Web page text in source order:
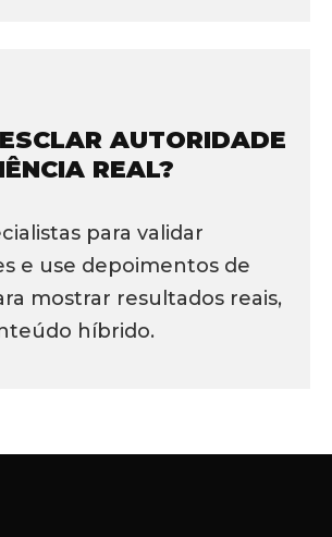
AUTORIDADE
REAL?
para validar
e use depoimentos de
mostrar resultados reais,
híbrido.